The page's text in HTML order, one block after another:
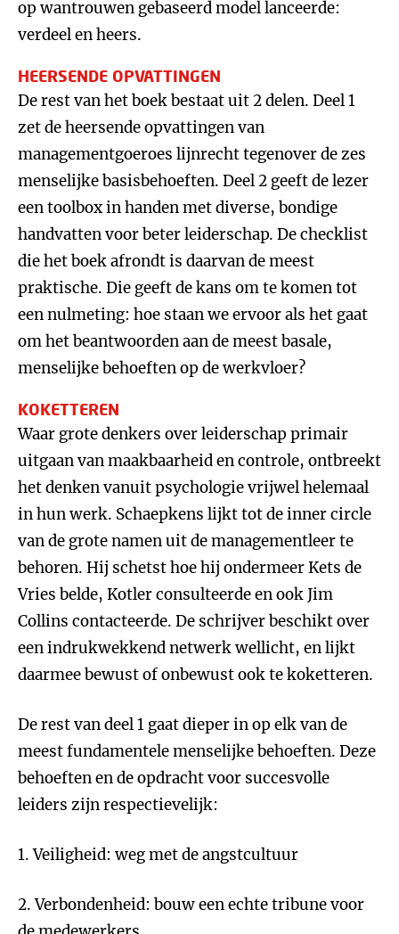
op wantrouwen gebaseerd model lanceerde:
verdeel en heers.
HEERSENDE OPVATTINGEN
De rest van het boek bestaat uit 2 delen. Deel 1
zet de heersende opvattingen van
managementgoeroes lijnrecht tegenover de zes
menselijke basisbehoeften. Deel 2 geeft de lezer
een toolbox in handen met diverse, bondige
handvatten voor beter leiderschap. De checklist
die het boek afrondt is daarvan de meest
praktische. Die geeft de kans om te komen tot
een nulmeting: hoe staan we ervoor als het gaat
om het beantwoorden aan de meest basale,
menselijke behoeften op de werkvloer?
KOKETTEREN
Waar grote denkers over leiderschap primair
uitgaan van maakbaarheid en controle, ontbreekt
het denken vanuit psychologie vrijwel helemaal
in hun werk. Schaepkens lijkt tot de inner circle
van de grote namen uit de managementleer te
behoren. Hij schetst hoe hij ondermeer Kets de
Vries belde, Kotler consulteerde en ook Jim
Collins contacteerde. De schrijver beschikt over
een indrukwekkend netwerk wellicht, en lijkt
daarmee bewust of onbewust ook te koketteren.
De rest van deel 1 gaat dieper in op elk van de
meest fundamentele menselijke behoeften. Deze
behoeften en de opdracht voor succesvolle
leiders zijn respectievelijk:
1. Veiligheid: weg met de angstcultuur
2. Verbondenheid: bouw een echte tribune voor